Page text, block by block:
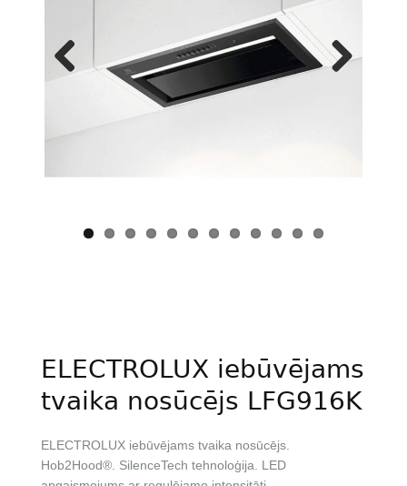
ELECTROLUX iebūvējams
tvaika nosūcējs LFG916K
ELECTROLUX iebūvējams tvaika nosūcējs.
Hob2Hood®. SilenceTech tehnoloģija. LED